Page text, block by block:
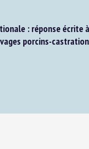
: réponse écrite
porcins-